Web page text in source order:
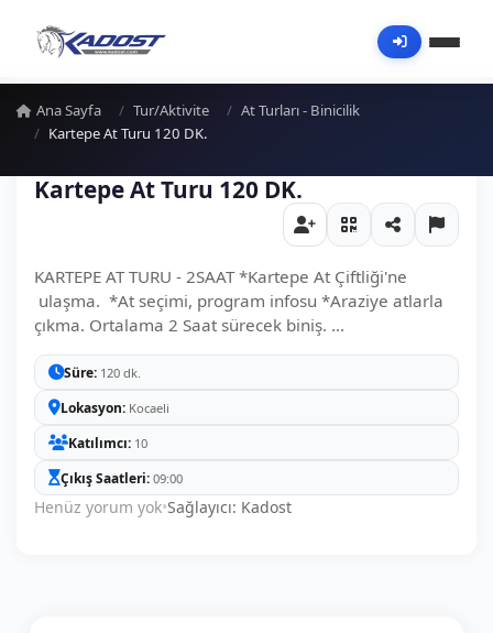
Ana Sayfa Tur/Aktivite
At Turları - Binicilik
Kartepe At Turu 120 DK.
Kartepe At Turu 120 DK.
KARTEPE AT TURU - 2SAAT *Kartepe At Çiftliği'ne
ulaşma. *At seçimi, program infosu *Araziye atlarla
çıkma. Ortalama 2 Saat sürecek biniş. ...
Süre 120 dk.
Lokasyon Kocaeli
Katılımcı 10
Çıkış Saatleri 09:00
Henüz yorum yok•Sağlayıcı: Kadost